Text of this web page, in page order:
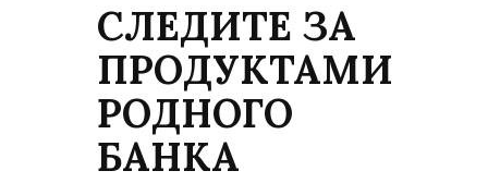
СЛЕДИТЕ ЗА
ПРОДУКТАМИ
РОДНОГО
БАНКА